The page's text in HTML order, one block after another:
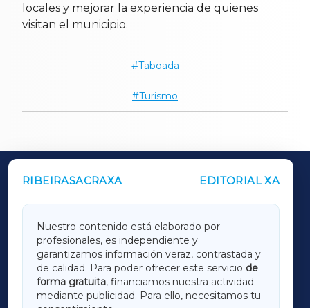
locales y mejorar la experiencia de quienes
visitan el municipio.
Taboada
Turismo
RIBEIRASACRAXA EDITORIAL XA
Nuestro contenido está elaborado por
profesionales, es independiente y
garantizamos información veraz, contrastada y
de calidad. Para poder ofrecer este servicio de
forma gratuita, financiamos nuestra actividad
mediante publicidad. Para ello, necesitamos tu
OUTROS PERIÓDICOS
LUGOXA
TERRACHAXA